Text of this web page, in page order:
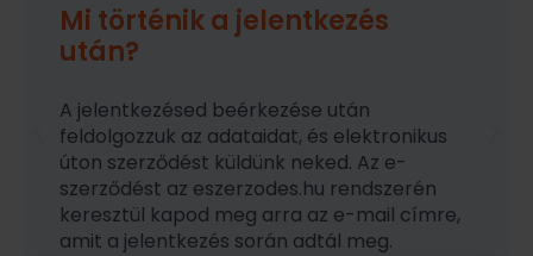
Mi történik a jelentkezés
után?
A jelentkezésed beérkezése után
feldolgozzuk az adataidat, és elektronikus
úton szerződést küldünk neked. Az e-
szerződést az eszerzodes.hu rendszerén
keresztül kapod meg arra az e-mail címre,
amit a jelentkezés során adtál meg.